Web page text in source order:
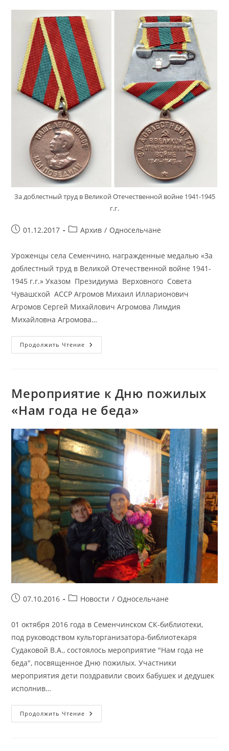
За доблестный труд в Великой Отечественной войне 1941-1945
г.г.
Запись01.12.2017
Рубрика
Архив / Односельчане
Уроженцы села Семенчино, награжденные медалью «За
доблестный труд в Великой Отечественной войне 1941-
1945 г.г.» Указом Президиума Верховного Совета
Чувашской АССР Агромов Михаил Илларионович
Агромов Сергей Михайлович Агромова Лимдия
Михайловна Агромова…
Продолжить Чтение Уроженцы
Села
Доблестный
Труд
Великой
Отечественной
1941-
1945
Г.г.»
Мероприятие к Дню пожилых
«Нам года не беда»
Запись07.10.2016
Рубрика
Новости / Односельчане
01 октября 2016 года в Семенчинском СК-библиотеки,
под руководством культорганизатора-библиотекаря
Судаковой В.А., состоялось мероприятие "Нам года не
беда", посвященное Дню пожилых. Участники
мероприятия дети поздравили своих бабушек и дедушек
исполнив…
Продолжить Чтение Мероприятие
К